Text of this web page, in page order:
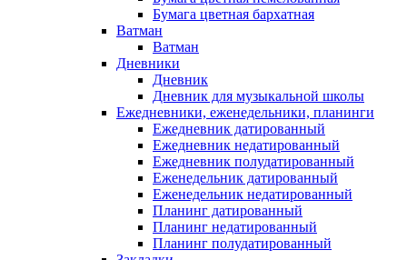
Бумага цветная бархатная
Ватман
Ватман
Дневники
Дневник
Дневник для музыкальной школы
Ежедневники, еженедельники, планинги
Ежедневник датированный
Ежедневник недатированный
Ежедневник полудатированный
Еженедельник датированный
Еженедельник недатированный
Планинг датированный
Планинг недатированный
Планинг полудатированный